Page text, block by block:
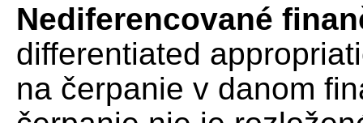
Nediferencované
differentiated
na čerpanie v danom